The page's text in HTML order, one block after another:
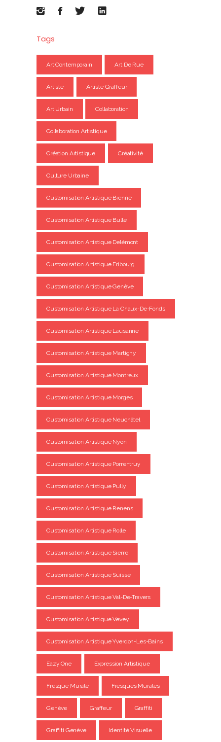
Tags
Art Contemporain Art De Rue
Artiste Artiste Graffeur
Art Urbain Collaboration
Collaboration Artistique
Création Artistique Créativité
Culture Urbaine
Customisation Artistique Bienne
Customisation Artistique Bulle
Customisation Artistique Delémont
Customisation Artistique Fribourg
Customisation Artistique Genève
Customisation Artistique La Chaux-De-Fonds
Customisation Artistique Lausanne
Customisation Artistique Martigny
Customisation Artistique Montreux
Customisation Artistique Morges
Customisation Artistique Neuchâtel
Customisation Artistique Nyon
Customisation Artistique Porrentruy
Customisation Artistique Pully
Customisation Artistique Renens
Customisation Artistique Rolle
Customisation Artistique Sierre
Customisation Artistique Suisse
Customisation Artistique Val-De-Travers
Customisation Artistique Vevey
Customisation Artistique Yverdon-Les-Bains
Eazy One Expression Artistique
Fresque Murale Fresques Murales
Genève Graffeur Graffiti
Graffiti Genève Identité Visuelle